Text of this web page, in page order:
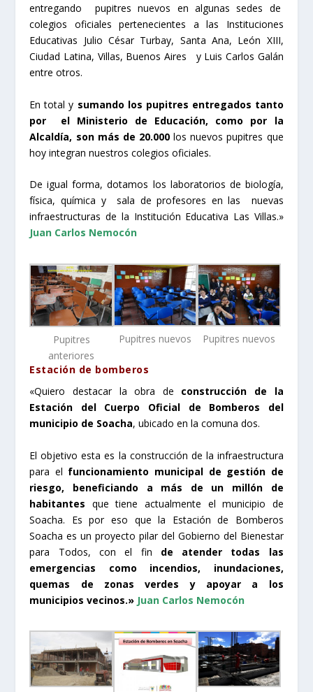
entregando pupitres nuevos en algunas sedes de
colegios oficiales pertenecientes a las Instituciones
Educativas Julio César Turbay, Santa Ana, León XIII,
Ciudad Latina, Villas, Buenos Aires y Luis Carlos Galán
entre otros.
En total y sumando los pupitres entregados tanto
por el Ministerio de Educación, como por la
Alcaldía, son más de 20.000 los nuevos pupitres que
hoy integran nuestros colegios oficiales.
De igual forma, dotamos los laboratorios de biología,
física, química y sala de profesores en las nuevas
infraestructuras de la Institución Educativa Las Villas.»
Juan Carlos Nemocón
Pupitres
anteriores
Pupitres nuevos Pupitres nuevos
Estación de bomberos
«Quiero destacar la obra de construcción de la
Estación del Cuerpo Oficial de Bomberos del
municipio de Soacha, ubicado en la comuna dos.
El objetivo esta es la construcción de la infraestructura
para el funcionamiento municipal de gestión de
riesgo, beneficiando a más de un millón de
habitantes que tiene actualmente el municipio de
Soacha. Es por eso que la Estación de Bomberos
Soacha es un proyecto pilar del Gobierno del Bienestar
para Todos, con el fin de atender todas las
emergencias como incendios, inundaciones,
quemas de zonas verdes y apoyar a los
municipios vecinos.» Juan Carlos Nemocón